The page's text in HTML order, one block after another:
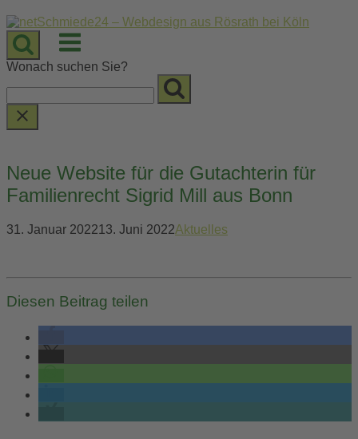
Skip
to
content
Menu
Wonach suchen Sie?
Neue Website für die Gutachterin für
Familienrecht Sigrid Mill aus Bonn
31. Januar 202213. Juni 2022Aktuelles
Diesen Beitrag teilen